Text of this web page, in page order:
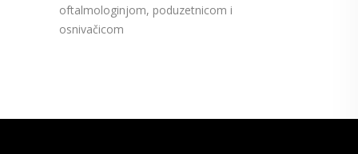
oftalmologinjom, poduzetnicom i
osnivačicom